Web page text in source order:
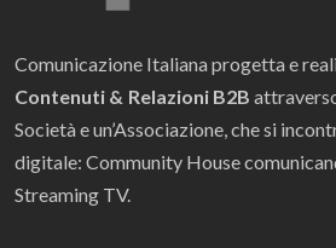
Comunicazione Italiana progetta e
Contenuti & Relazioni B2B
Società e un’Associazione, che si
digitale: Community House
Streaming TV.